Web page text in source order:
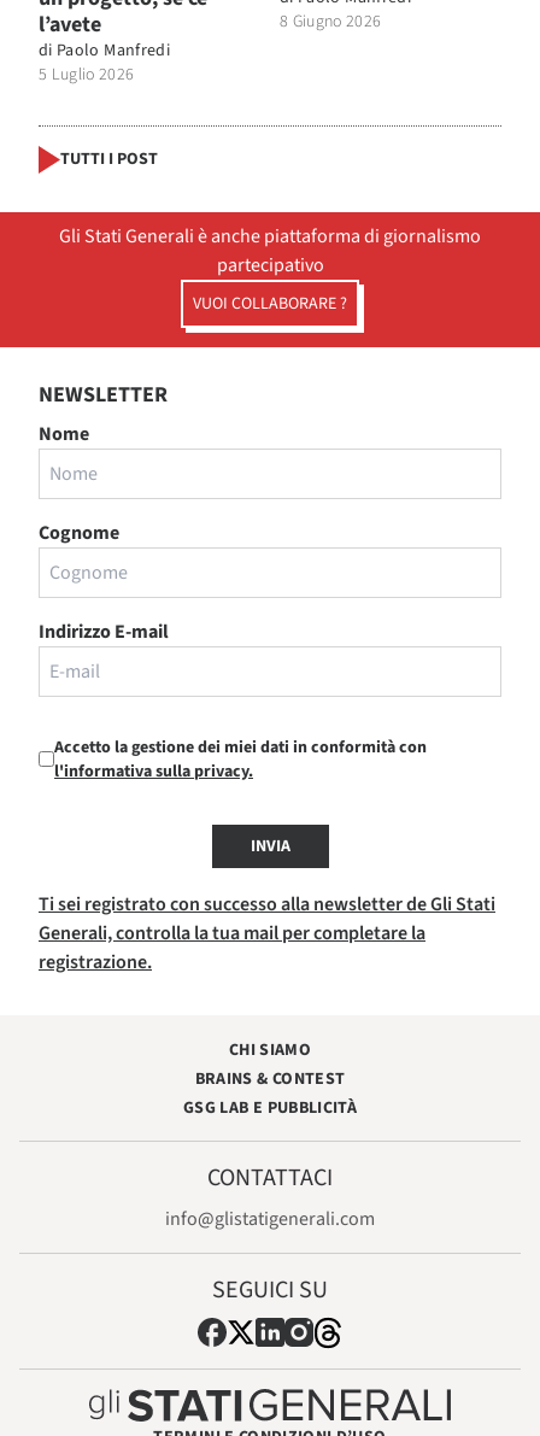
l’avete
di Paolo Manfredi
5 Luglio 2026
8 Giugno 2026
TUTTI I POST
Gli Stati Generali è anche piattaforma di giornalismo
partecipativo
VUOI COLLABORARE ?
NEWSLETTER
Nome
Cognome
Indirizzo E-mail
Accetto la gestione dei miei dati in conformità con
l'informativa sulla privacy.
INVIA
Ti sei registrato con successo alla newsletter de Gli Stati
Generali, controlla la tua mail per completare la
registrazione.
CHI SIAMO
BRAINS & CONTEST
GSG LAB E PUBBLICITÀ
CONTATTACI
info@glistatigenerali.com
SEGUICI SU